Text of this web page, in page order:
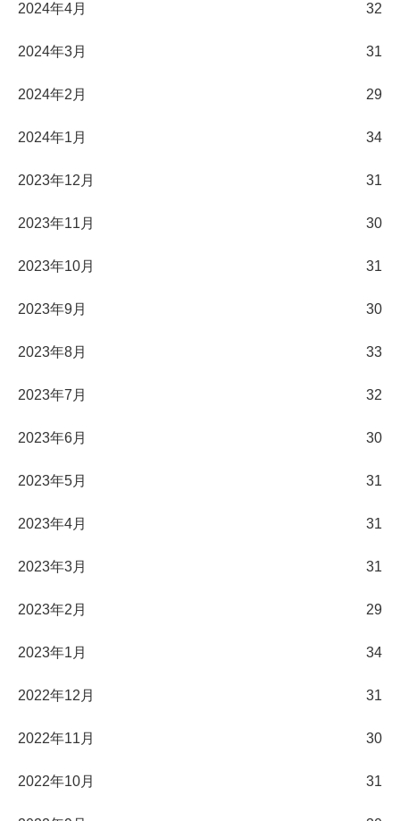
2024年4月 32
2024年3月 31
2024年2月 29
2024年1月 34
2023年12月 31
2023年11月 30
2023年10月 31
2023年9月 30
2023年8月 33
2023年7月 32
2023年6月 30
2023年5月 31
2023年4月 31
2023年3月 31
2023年2月 29
2023年1月 34
2022年12月 31
2022年11月 30
2022年10月 31